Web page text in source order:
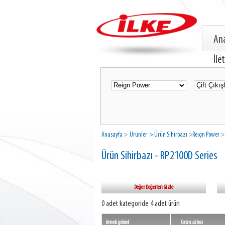
Anasayfa > Ürünler > Ürün Sihirbazı >Reign Power >
Ürün Sihirbazı - RP2100D Series
Değer Değerleri Gizle
0 adet kategoride 4 adet ürün
örnek görsel ürün ailesi